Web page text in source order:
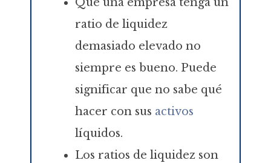
ratio de liquidez
demasiado elevado no
siempre es bueno. Puede
significar que no sabe qué
hacer con sus activos
líquidos.
Los ratios de liquidez son